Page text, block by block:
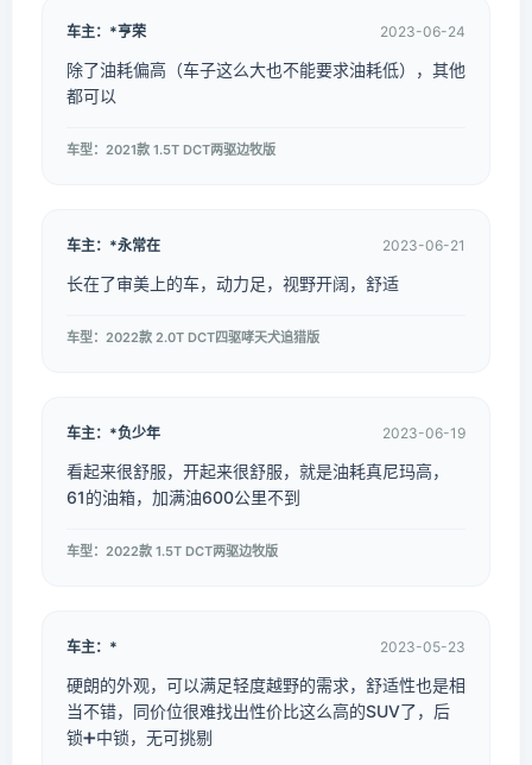
车主：*亨荣 2023-06-24
除了油耗偏高（车子这么大也不能要求油耗低），其他
都可以
车型：2021款 1.5T DCT两驱边牧版
车主：*永常在 2023-06-21
长在了审美上的车，动力足，视野开阔，舒适
车型：2022款 2.0T DCT四驱哮天犬追猎版
车主：*负少年 2023-06-19
看起来很舒服，开起来很舒服，就是油耗真尼玛高，
61的油箱，加满油600公里不到
车型：2022款 1.5T DCT两驱边牧版
车主：* 2023-05-23
硬朗的外观，可以满足轻度越野的需求，舒适性也是相
当不错，同价位很难找出性价比这么高的SUV了，后
锁➕中锁，无可挑剔